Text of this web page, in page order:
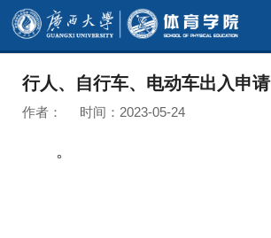
行人、自行车、电动车出入申请
作者： 时间：2023-05-24
。